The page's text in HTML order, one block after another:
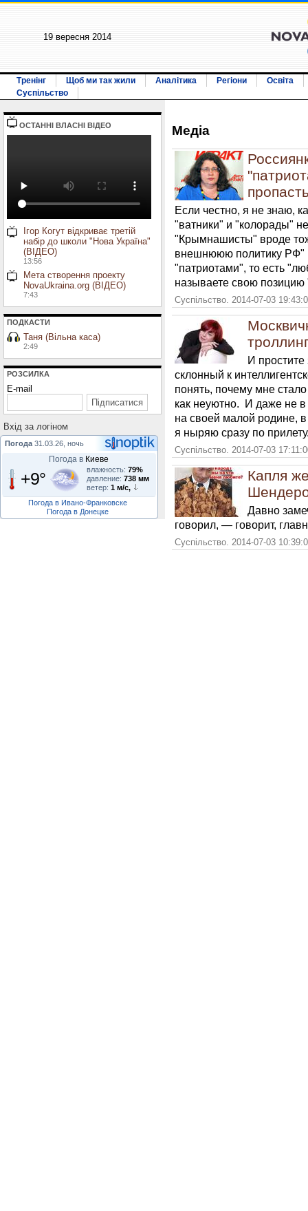
19 вересня 2014
Тренінг Щоб ми так жили Аналітика Регіони
Освіта
Суспільство
ОСТАННI ВЛАСНI ВIДЕО
Ігор Когут відкриває третій
набір до школи "Нова Україна"
(ВІДЕО)
13:56
Мета створення проекту
NovaUkraina.org (ВІДЕО)
7:43
ПОДКАСТИ
Таня (Вільна каса)
2:49
РОЗСИЛКА
E-mail
Вхiд за логiном
Погода 31.03.26, ночь
Погода в Киеве
+9° влажность: 79%
давление: 738 мм
ветер: 1 м/с,
Погода в Ивано-Франковске
Погода в Донецке
Медiа
Если честно, я не знаю,
"ватники" и "колорады"
"Крымнашисты" вроде
внешнююю политику РФ"
"патриотами", то есть
называете свою позицию
Суспільство. 2014-07-03
И простите
склонный к
понять, почему мне
как неуютно. И даже не в
на своей малой родине,
я ныряю сразу по
Суспільство. 2014-07-03
Капля
Давно
говорил, — говорит,
Суспільство. 2014-07-03